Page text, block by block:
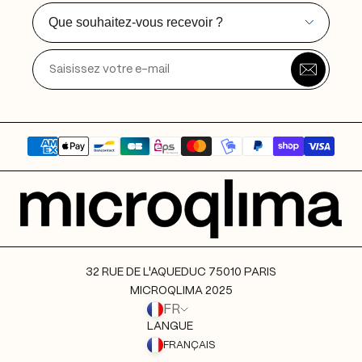
Que souhaitez-vous recevoir ?
32 RUE DE L'AQUEDUC 75010 PARIS
MICROQLIMA 2025
FR
LANGUE
FRANÇAIS